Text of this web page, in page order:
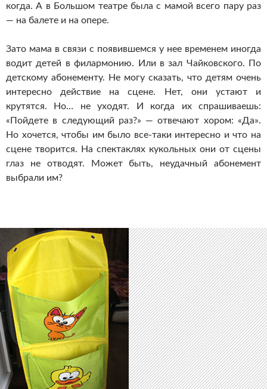
когда. А в Большом театре была с мамой всего пару раз
— на балете и на опере.
Зато мама в связи с появившемся у нее временем иногда
водит детей в филармонию. Или в зал Чайковского. По
детскому абонементу. Не могу сказать, что детям очень
интересно действие на сцене. Нет, они устают и
крутятся. Но… не уходят. И когда их спрашиваешь:
«Пойдете в следующий раз?» — отвечают хором: «Да».
Но хочется, чтобы им было все-таки интересно и что на
сцене творится. На спектаклях кукольных они от сцены
глаз не отводят. Может быть, неудачный абонемент
выбрали им?